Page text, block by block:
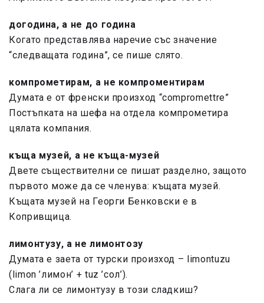
догодина, а не до година
Когато представлява наречие със значение
“следващата година”, се пише слято.
компрометирам, а не компроментирам
Думата е от френски произход “compromettre”
Постъпката на шефа на отдела компрометира
цялата компания.
къща музей, а не къща-музей
Двете съществителни се пишат разделно, защото
първото може да се членува: къщата музей.
Къщата музей на Георги Бенковски е в
Копривщица.
лимонтузу, а не лимонтозу
Думата е заета от турски произход – limontuzu
(limon ’лимон’ + tuz ’сол’).
Слага ли се лимонтузу в този сладкиш?